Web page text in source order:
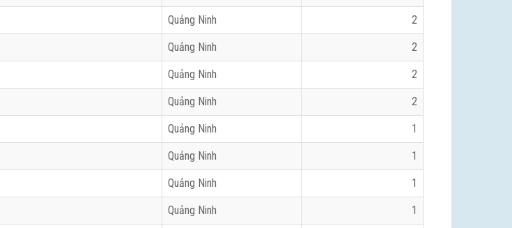
Quảng Ninh 2
Quảng Ninh 2
Quảng Ninh 2
Quảng Ninh 2
Quảng Ninh 1
Quảng Ninh 1
Quảng Ninh 1
Quảng Ninh 1